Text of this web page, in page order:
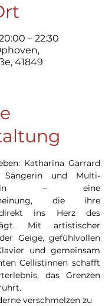
– 22:30
41849
Katharina Garrard
Sängerin und Multi-
– eine
die ihre
direkt ins Herz des
Mit artistischer
Geige, gefühlvollen
und gemeinsam
Cellistinnen schafft
das Grenzen
verschmelzen zu